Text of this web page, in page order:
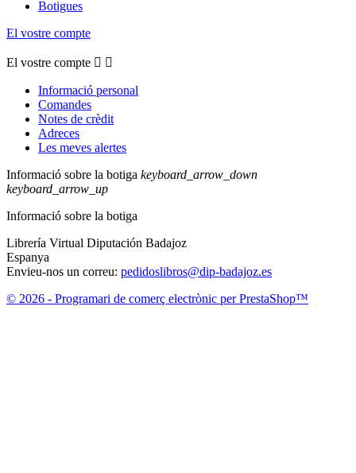
Botigues
El vostre compte
El vostre compte  
Informació personal
Comandes
Notes de crèdit
Adreces
Les meves alertes
Informació sobre la botiga keyboard_arrow_down
keyboard_arrow_up
Informació sobre la botiga
Librería Virtual Diputación Badajoz
Espanya
Envieu-nos un correu: pedidoslibros@dip-badajoz.es
© 2026 - Programari de comerç electrònic per PrestaShop™